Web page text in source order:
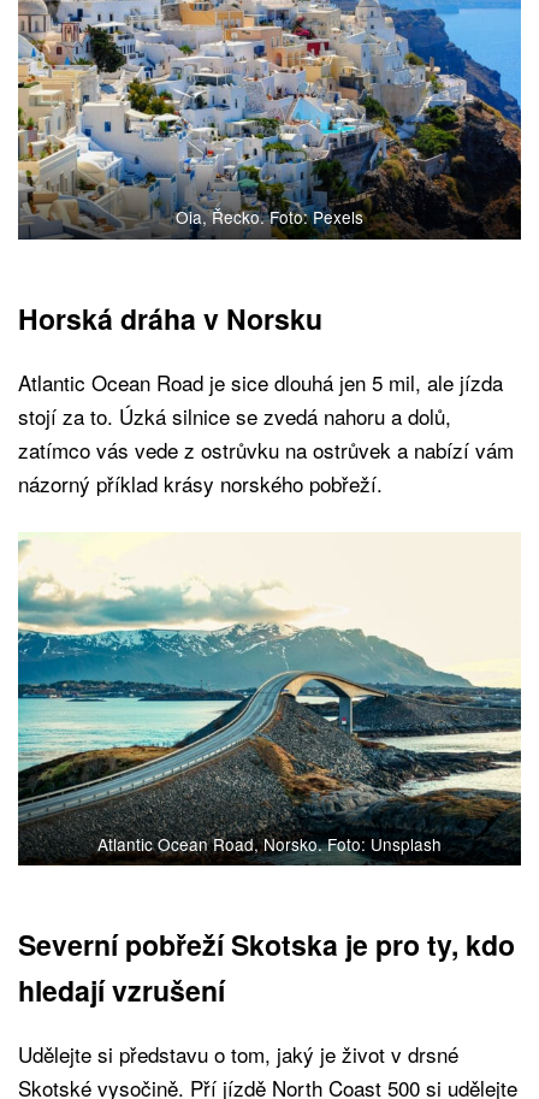
Oia, Řecko. Foto: Pexels
Horská dráha v Norsku
Atlantic Ocean Road je sice dlouhá jen 5 mil, ale jízda
stojí za to. Úzká silnice se zvedá nahoru a dolů,
zatímco vás vede z ostrůvku na ostrůvek a nabízí vám
názorný příklad krásy norského pobřeží.
Atlantic Ocean Road, Norsko. Foto: Unsplash
Severní pobřeží Skotska je pro ty, kdo
hledají vzrušení
Udělejte si představu o tom, jaký je život v drsné
Skotské vysočině. Pří jízdě North Coast 500 si udělejte